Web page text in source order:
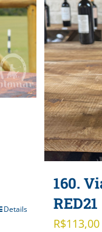
Details
160.
R$113,00